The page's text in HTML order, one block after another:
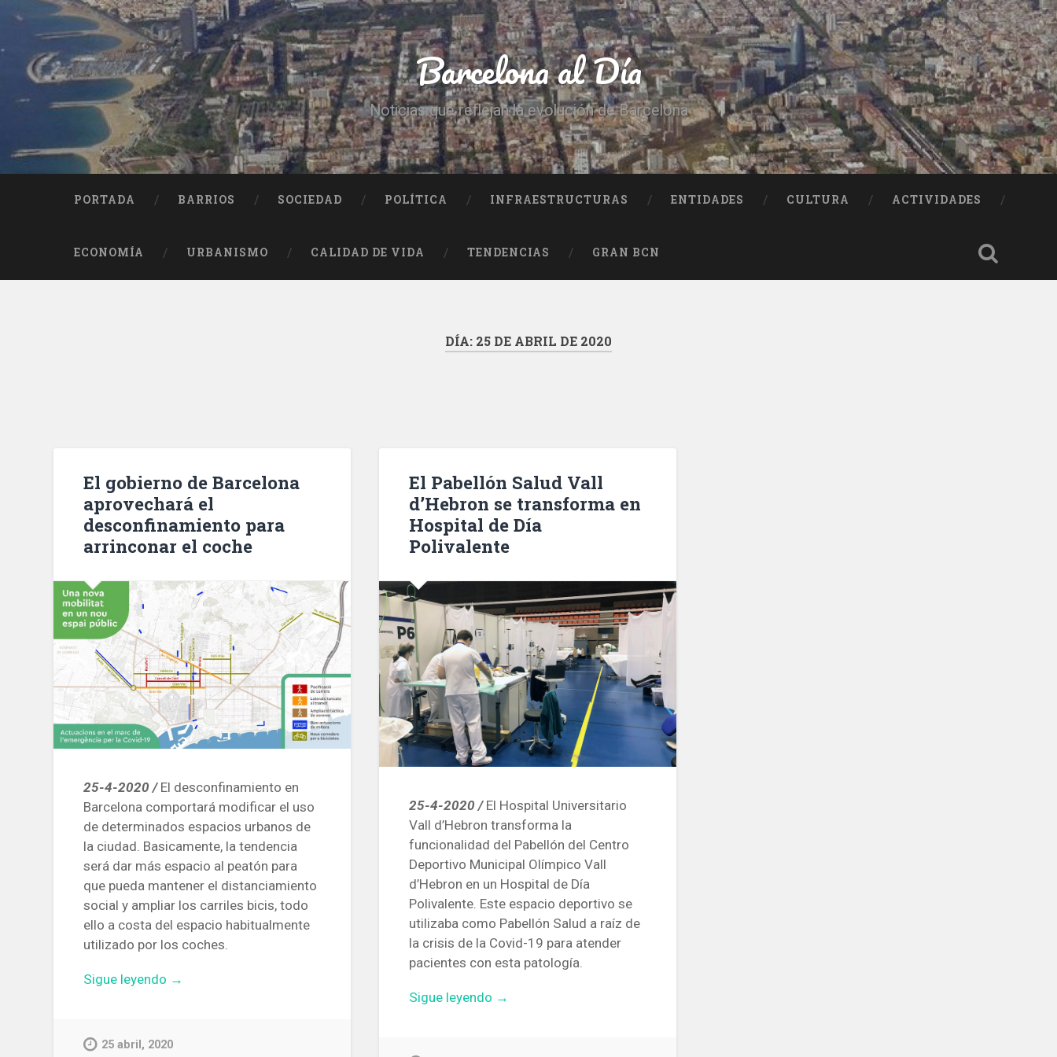
contenido
Buscar
Barcelona al Día
Noticias que reflejan la evolución de Barcelona
PORTADA BARRIOS SOCIEDAD POLÍTICA INFRAESTRUCTURAS ENTIDADES CULTURA ACTIVIDADES
ECONOMÍA URBANISMO CALIDAD DE VIDA TENDENCIAS GRAN BCN
DÍA: 25 DE ABRIL DE 2020
El gobierno de Barcelona
aprovechará el
desconfinamiento para
arrinconar el coche
25-4-2020 /El desconfinamiento en
Barcelona comportará modificar el uso
de determinados espacios urbanos de
la ciudad. Basicamente, la tendencia
será dar más espacio al peatón para
que pueda mantener el distanciamiento
social y ampliar los carriles bicis, todo
ello a costa del espacio habitualmente
utilizado por los coches.
Sigue leyendo «El
Barcelona
→
25 abril, 2020
El Pabellón Salud Vall
d’Hebron se transforma en
Hospital de Día
Polivalente
25-4-2020 /El Hospital Universitario
Vall d’Hebron transforma la
funcionalidad del Pabellón del Centro
Deportivo Municipal Olímpico Vall
d’Hebron en un Hospital de Día
Polivalente. Este espacio deportivo se
utilizaba como Pabellón Salud a raíz de
la crisis de la Covid-19 para atender
pacientes con esta patología.
Sigue leyendo «El
→